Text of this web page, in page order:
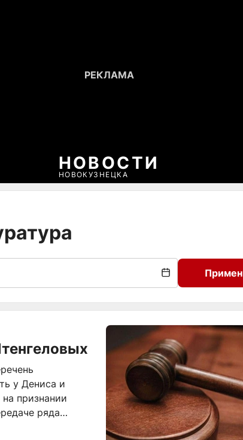
НОВОСТИ
НОВОКУЗНЕЦКА
у Дениса и
признании
ряда